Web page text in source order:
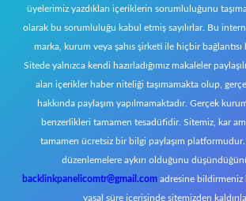
üyelerimiz yazdıkları içeriklerin sorumluluğunu
olarak bu sorumluluğu kabul etmiş sayılırlar. Bu
marka, kurum veya şahıs şirketi ile hiçbir bağlantısı
Sitede yalnızca kendi hazırladığımız makaleler
alan içerikler haber niteliği taşımamakta olup,
hakkında paylaşım yapılmamaktadır. Gerçek
benzerlikleri tamamen tesadüfidir. Sitemiz, kar
tamamen ücretsiz bir bilgi paylaşım platformudur.
düzenlemelere aykırı olduğunu
backlinkpanelicomtr@gmail.com adresine
yasal süre içerisinde sitemizden